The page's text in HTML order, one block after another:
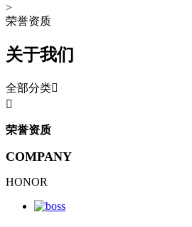
>
荣誉资质
关于我们
全部分类

荣誉资质
COMPANY
HONOR